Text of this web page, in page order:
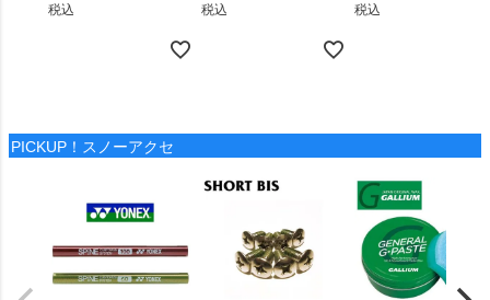
税込 税込 税込
PICKUP！スノーアクセ